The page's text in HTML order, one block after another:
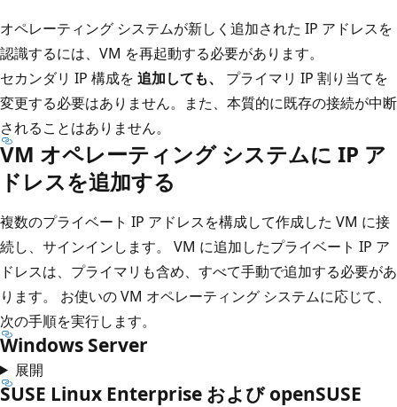
オペレーティング システムが新しく追加された IP アドレスを
認識するには、VM を再起動する必要があります。
セカンダリ IP 構成を 追加しても、
プライマリ IP 割り当てを
変更する必要はありません。また、本質的に既存の接続が中断
されることはありません。
VM オペレーティング システムに IP ア
ドレスを追加する
複数のプライベート IP アドレスを構成して作成した VM に接
続し、サインインします。 VM に追加したプライベート IP ア
ドレスは、プライマリも含め、すべて手動で追加する必要があ
ります。 お使いの VM オペレーティング システムに応じて、
次の手順を実行します。
Windows Server
展開
SUSE Linux Enterprise および openSUSE